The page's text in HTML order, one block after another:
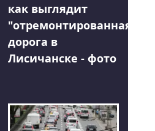
как выглядит
"отремонтированная"
дорога в
Лисичанске - фото